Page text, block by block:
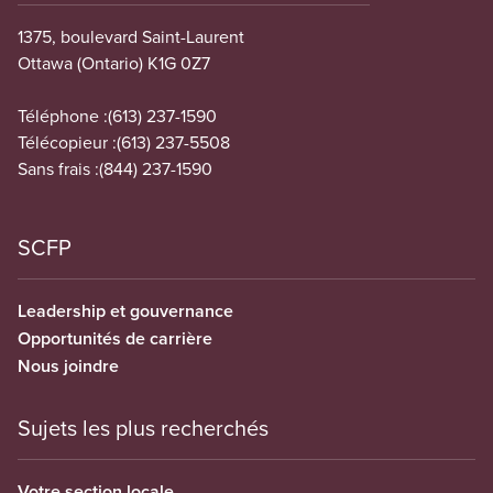
1375, boulevard Saint-Laurent
Ottawa (Ontario) K1G 0Z7
Téléphone :(613) 237-1590
Télécopieur :(613) 237-5508
Sans frais :(844) 237-1590
SCFP
Leadership et gouvernance
Opportunités de carrière
Nous joindre
Sujets les plus recherchés